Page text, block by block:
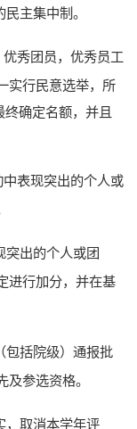
主集中制。
秀团员，优秀员工
实行民意选举，所
确定名额，并且
表现突出的个人或
突出的个人或团
进行加分，并在基
包括院级）通报批
及参选资格。
，取消本学年评